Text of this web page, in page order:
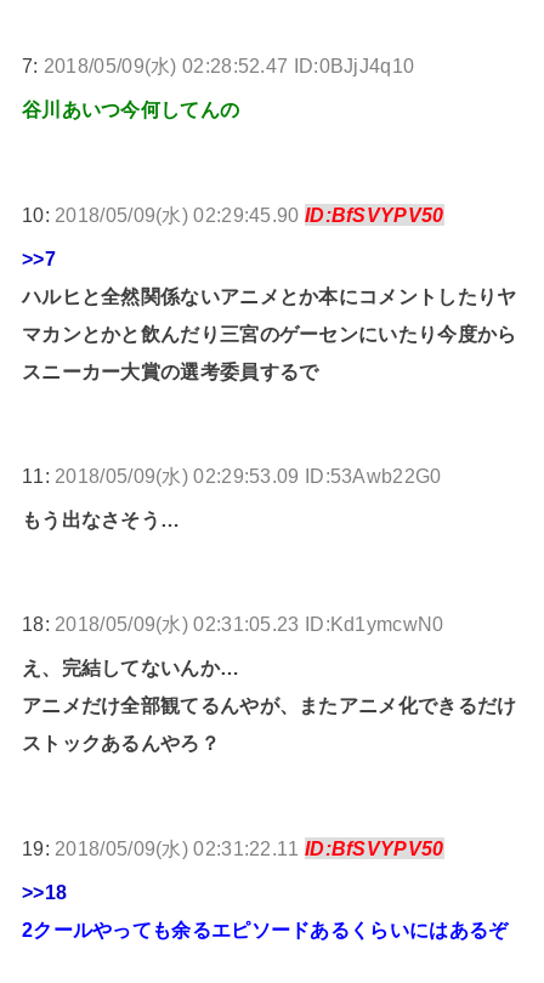
7: 2018/05/09(水) 02:28:52.47 ID:0BJjJ4q10
谷川あいつ今何してんの
10: 2018/05/09(水) 02:29:45.90 ID:BfSVYPV50
>>7
ハルヒと全然関係ないアニメとか本にコメントしたりヤ
マカンとかと飲んだり三宮のゲーセンにいたり今度から
スニーカー大賞の選考委員するで
11: 2018/05/09(水) 02:29:53.09 ID:53Awb22G0
もう出なさそう…
18: 2018/05/09(水) 02:31:05.23 ID:Kd1ymcwN0
え、完結してないんか…
アニメだけ全部観てるんやが、またアニメ化できるだけ
ストックあるんやろ？
19: 2018/05/09(水) 02:31:22.11 ID:BfSVYPV50
>>18
2クールやっても余るエピソードあるくらいにはあるぞ